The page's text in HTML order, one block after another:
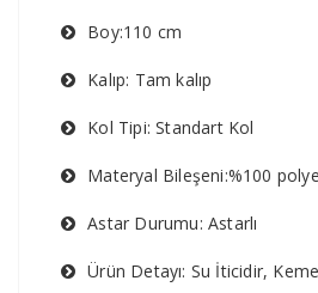
Boy:110 cm
Kalıp: Tam kalıp
Kol Tipi: Standart Kol
Materyal Bileşeni:%100
Astar Durumu: Astarlı
Ürün Detayı: Su İticidir,